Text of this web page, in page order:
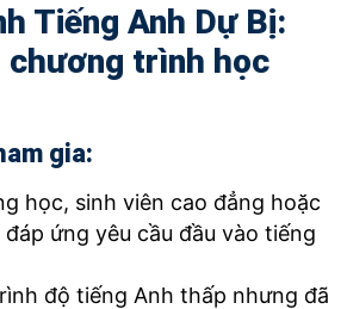
Tiếng Anh Dự Bị:
chương trình học
gia:
học, sinh viên cao đẳng hoặc
ứng yêu cầu đầu vào tiếng
độ tiếng Anh thấp nhưng đã